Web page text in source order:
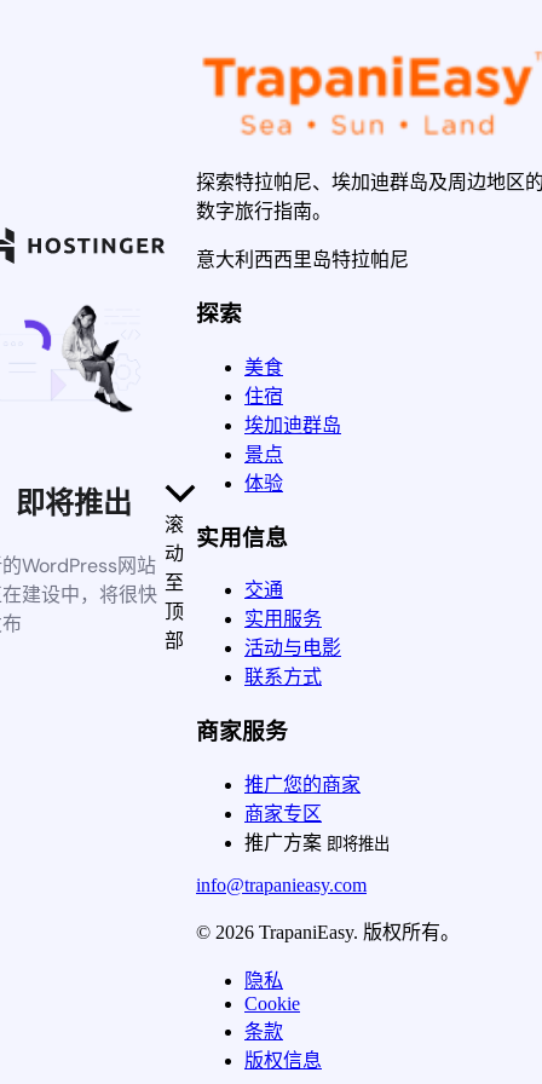
即将推出
WordPress网站
建设中，将很快
滚
动
至
顶
部
探索特拉帕尼、埃加迪群岛及周边地区
数字旅行指南。
意大利西西里岛特拉帕尼
探索
美食
住宿
埃加迪群岛
景点
体验
实用信息
交通
实用服务
活动与电影
联系方式
商家服务
推广您的商家
商家专区
推广方案 即将推出
info@trapanieasy.com
© 2026 TrapaniEasy. 版权所有。
隐私
Cookie
条款
版权信息